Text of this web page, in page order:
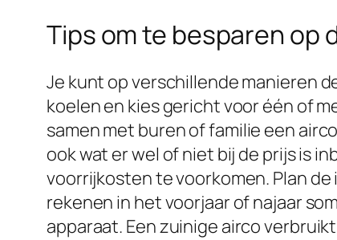
Tips om te besparen op
Je kunt op verschillende manieren
koelen en kies gericht voor één of
samen met buren of familie een
ook wat er wel of niet bij de prijs is
voorrijkosten te voorkomen. Plan
rekenen in het voorjaar of najaar
apparaat. Een zuinige airco